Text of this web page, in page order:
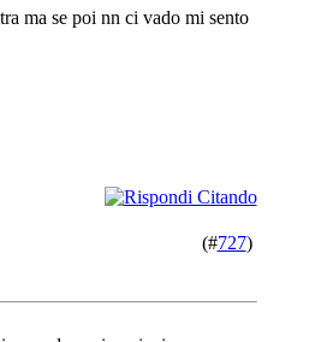
ma se poi nn ci vado mi sento
(#727)